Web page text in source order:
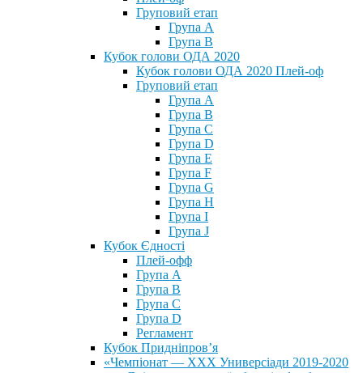
Груповий етап
Група А
Група В
Кубок голови ОДА 2020
Кубок голови ОДА 2020 Плей-оф
Груповий етап
Група A
Група B
Група C
Група D
Група E
Група F
Група G
Група H
Група I
Група J
Кубок Єдності
Плей-офф
Група А
Група В
Група С
Група D
Регламент
Кубок Придніпров’я
«Чемпіонат — ХХХ Универсіади 2019-2020